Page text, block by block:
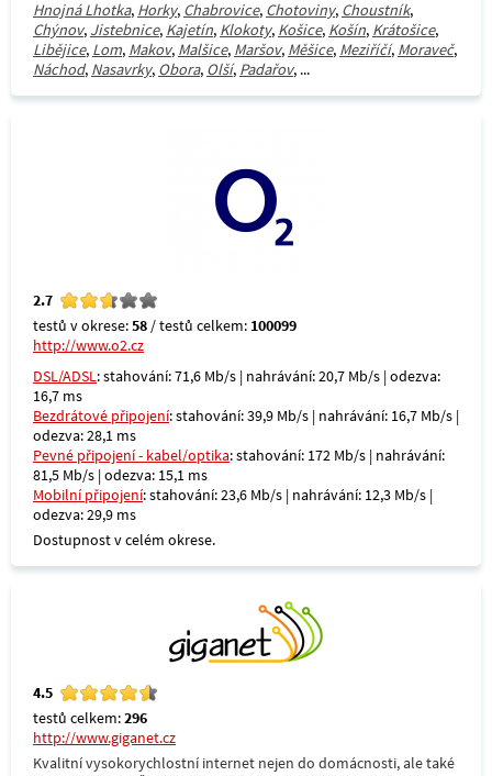
Hnojná Lhotka, Horky, Chabrovice, Chotoviny, Choustník,
Chýnov, Jistebnice, Kajetín, Klokoty, Košice, Košín, Krátošice,
Libějice, Lom, Makov, Malšice, Maršov, Měšice, Meziříčí, Moraveč,
Náchod, Nasavrky, Obora, Olší, Padařov, ...
2.7
testů v okrese:58 / testů celkem: 100099
http://www.o2.cz
DSL/ADSL: stahování: 71,6 Mb/s | nahrávání: 20,7 Mb/s | odezva:
16,7 ms
Bezdrátové připojení: stahování: 39,9 Mb/s | nahrávání: 16,7 Mb/s |
odezva: 28,1 ms
Pevné připojení - kabel/optika: stahování: 172 Mb/s | nahrávání:
81,5 Mb/s | odezva: 15,1 ms
Mobilní připojení: stahování: 23,6 Mb/s | nahrávání: 12,3 Mb/s |
odezva: 29,9 ms
Dostupnost v celém okrese.
4.5
testů celkem:296
http://www.giganet.cz
Kvalitní vysokorychlostní internet nejen do domácnosti, ale také